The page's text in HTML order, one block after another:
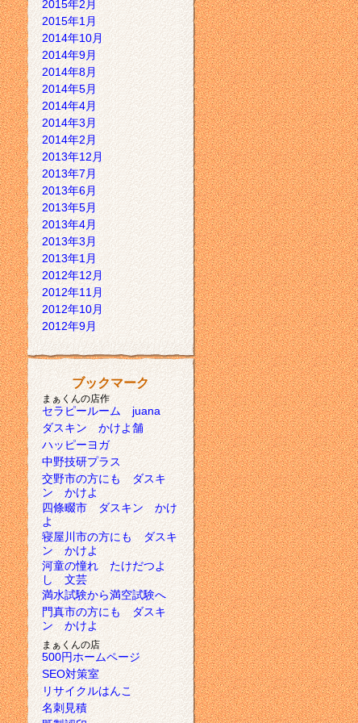
2015年2月
2015年1月
2014年10月
2014年9月
2014年8月
2014年5月
2014年4月
2014年3月
2014年2月
2013年12月
2013年7月
2013年6月
2013年5月
2013年4月
2013年3月
2013年1月
2012年12月
2012年11月
2012年10月
2012年9月
ブックマーク
まぁくんの店作
セラピールーム juana
ダスキン かけよ舗
ハッピーヨガ
中野技研プラス
交野市の方にも ダスキ
ン かけよ
四條畷市 ダスキン かけ
よ
寝屋川市の方にも ダスキ
ン かけよ
河童の憧れ たけだつよ
し 文芸
満水試験から満空試験へ
門真市の方にも ダスキ
ン かけよ
まぁくんの店
500円ホームページ
SEO対策室
リサイクルはんこ
名刺見積